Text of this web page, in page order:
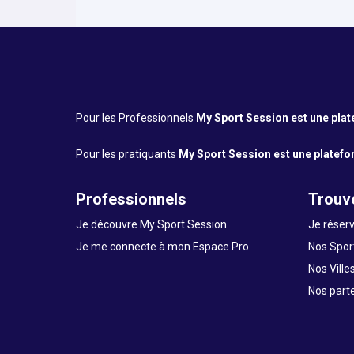
Pour les Professionnels My Sport Session est une
Pour les pratiquants My Sport Session est une
Professionnels
Je découvre My Sport Session
Je me connecte à mon Espace Pro
Je
Nos
Nos Villes
Nos